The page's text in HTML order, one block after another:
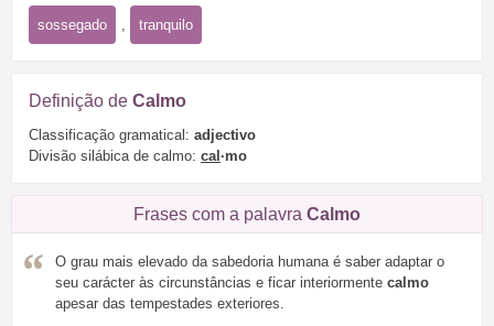
sossegado tranquilo
Definição de Calmo
Classificação gramatical: adjectivo
Divisão silábica de calmo: cal ·mo
Frases com a palavra Calmo
O grau mais elevado da sabedoria humana é saber adaptar o
seu carácter às circunstâncias e ficar interiormente calmo
apesar das tempestades exteriores.